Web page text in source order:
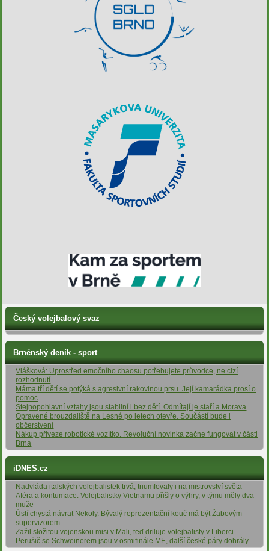
Český volejbalový svaz
Brněnský deník - sport
Vlášková: Uprostřed emočního chaosu potřebujete průvodce, ne cizí
rozhodnutí
Máma tří dětí se potýká s agresivní rakovinou prsu. Její kamarádka prosí o
pomoc
Stejnopohlavní vztahy jsou stabilní i bez dětí. Odmítají je staří a Morava
Opravené brouzdaliště na Lesné po letech otevře. Součástí bude i
občerstvení
Nákup přiveze robotické vozítko. Revoluční novinka začne fungovat v části
Brna
iDNES.cz
Nadvláda italských volejbalistek trvá, triumfovaly i na mistrovství světa
Aféra a kontumace. Volejbalistky Vietnamu přišly o výhry, v týmu měly dva
muže
Ústí chystá návrat Nekoly. Bývalý reprezentační kouč má být Žabovým
supervizorem
Zažil složitou vojenskou misi v Mali, teď driluje volejbalisty v Liberci
Perušič se Schweinerem jsou v osmifinále ME, další české páry dohrály